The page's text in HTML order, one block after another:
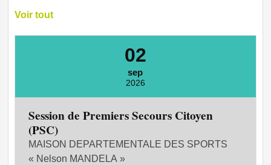
Voir tout
02
sep
2026
Session de Premiers Secours Citoyen
(PSC)
MAISON DEPARTEMENTALE DES SPORTS
« Nelson MANDELA »